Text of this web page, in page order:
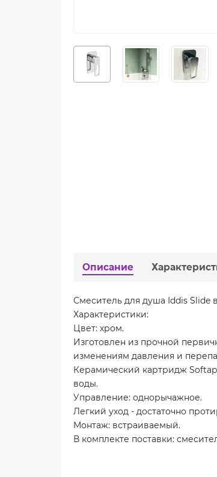
Описание
Смеситель для душа Iddis
Характеристики:
Цвет: хром.
Изготовлен из прочной
изменениям давления и
Керамический картридж
воды.
Управление: однорычажное.
Легкий уход - достаточно
Монтаж: встраиваемый.
В комплекте поставки: